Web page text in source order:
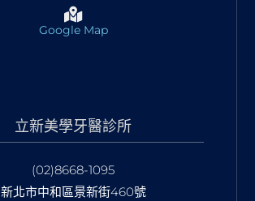
Google Map
立新美學牙醫診所
(02)8668-1095
新北市中和區景新街460號